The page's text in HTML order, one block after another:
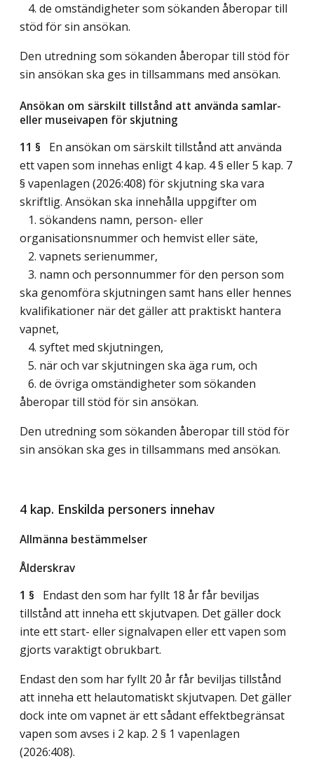
4. de omständigheter som sökanden åberopar till
stöd för sin ansökan.
Den utredning som sökanden åberopar till stöd för
sin ansökan ska ges in tillsammans med ansökan.
Ansökan om särskilt tillstånd att använda samlar-
eller museivapen för skjutning
11 § En ansökan om särskilt tillstånd att använda
ett vapen som innehas enligt 4 kap. 4 § eller 5 kap. 7
§ vapenlagen (2026:408) för skjutning ska vara
skriftlig. Ansökan ska innehålla uppgifter om
1. sökandens namn, person- eller
organisationsnummer och hemvist eller säte,
2. vapnets serienummer,
3. namn och personnummer för den person som
ska genomföra skjutningen samt hans eller hennes
kvalifikationer när det gäller att praktiskt hantera
vapnet,
4. syftet med skjutningen,
5. när och var skjutningen ska äga rum, och
6. de övriga omständigheter som sökanden
åberopar till stöd för sin ansökan.
Den utredning som sökanden åberopar till stöd för
sin ansökan ska ges in tillsammans med ansökan.
4 kap. Enskilda personers innehav
Allmänna bestämmelser
Ålderskrav
1 § Endast den som har fyllt 18 år får beviljas
tillstånd att inneha ett skjutvapen. Det gäller dock
inte ett start- eller signalvapen eller ett vapen som
gjorts varaktigt obrukbart.
Endast den som har fyllt 20 år får beviljas tillstånd
att inneha ett helautomatiskt skjutvapen. Det gäller
dock inte om vapnet är ett sådant effektbegränsat
vapen som avses i 2 kap. 2 § 1 vapenlagen
(2026:408).